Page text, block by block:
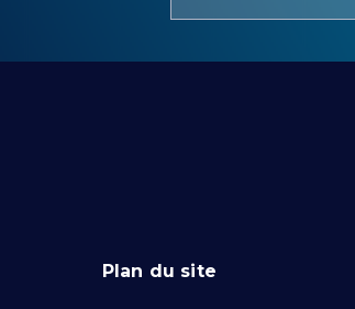
Plan du site